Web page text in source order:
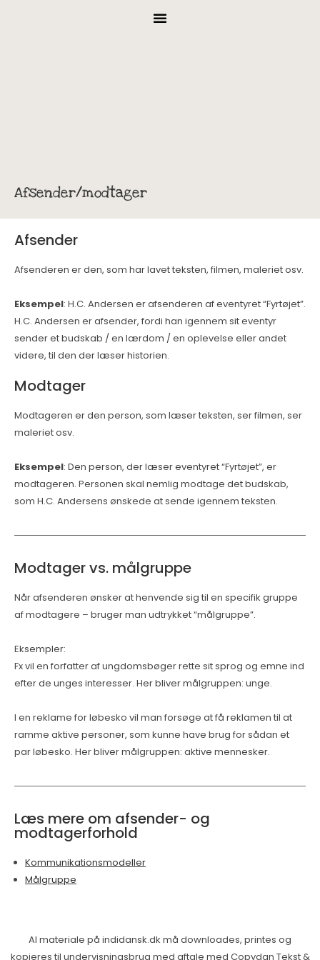
Afsender/modtager
Afsender
Afsenderen er den, som har lavet teksten, filmen, maleriet osv.
Eksempel: H.C. Andersen er afsenderen af eventyret “Fyrtøjet”.
H.C. Andersen er afsender, fordi han igennem sit eventyr
sender et budskab / en lærdom / en oplevelse eller andet
videre, til den der læser historien.
Modtager
Modtageren er den person, som læser teksten, ser filmen, ser
maleriet osv.
Eksempel: Den person, der læser eventyret “Fyrtøjet”, er
modtageren. Personen skal nemlig modtage det budskab,
som H.C. Andersens ønskede at sende igennem teksten.
Modtager vs. målgruppe
Når afsenderen ønsker at henvende sig til en specifik gruppe
af modtagere – bruger man udtrykket “målgruppe”.
Eksempler:
Fx vil en forfatter af ungdomsbøger rette sit sprog og emne ind
efter de unges interesser. Her bliver målgruppen: unge.
I en reklame for løbesko vil man forsøge at få reklamen til at
ramme aktive personer, som kunne have brug for sådan et
par løbesko. Her bliver målgruppen: aktive mennesker.
Læs mere om afsender- og
modtagerforhold
Kommunikationsmodeller
Målgruppe
Al materiale på indidansk.dk må downloades, printes og
kopieres til undervisningsbrug med aftale med Copydan Tekst &